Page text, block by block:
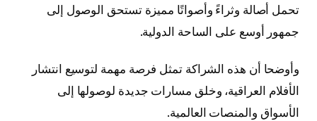
تحمل أصالة وثراءً وأصواتًا مميزة تستحق الوصول إلى
جمهور أوسع على الساحة الدولية.
وأوضحا أن هذه الشراكة تمثل فرصة مهمة لتوسيع انتشار
الأفلام العراقية، وخلق مسارات جديدة لوصولها إلى
الأسواق والمنصات العالمية.